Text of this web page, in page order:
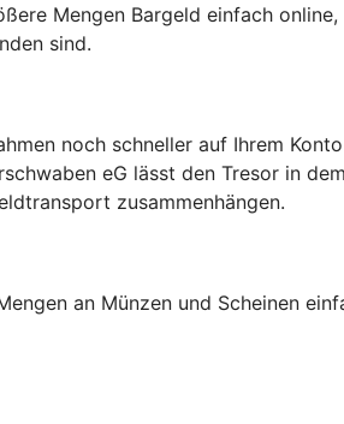
Mengen Bargeld einfach
sind.
noch schneller auf Ihrem
eG lässt den Tresor in
zusammenhängen.
an Münzen und Scheinen